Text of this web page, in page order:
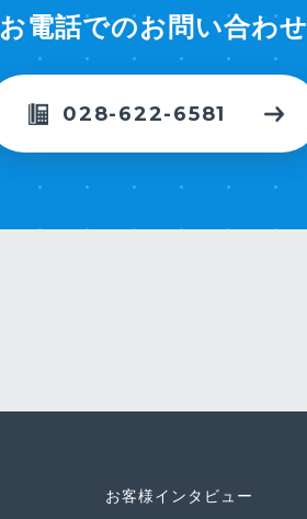
お電話でのお問い合わせ
028-622-6581
お客様インタビュー